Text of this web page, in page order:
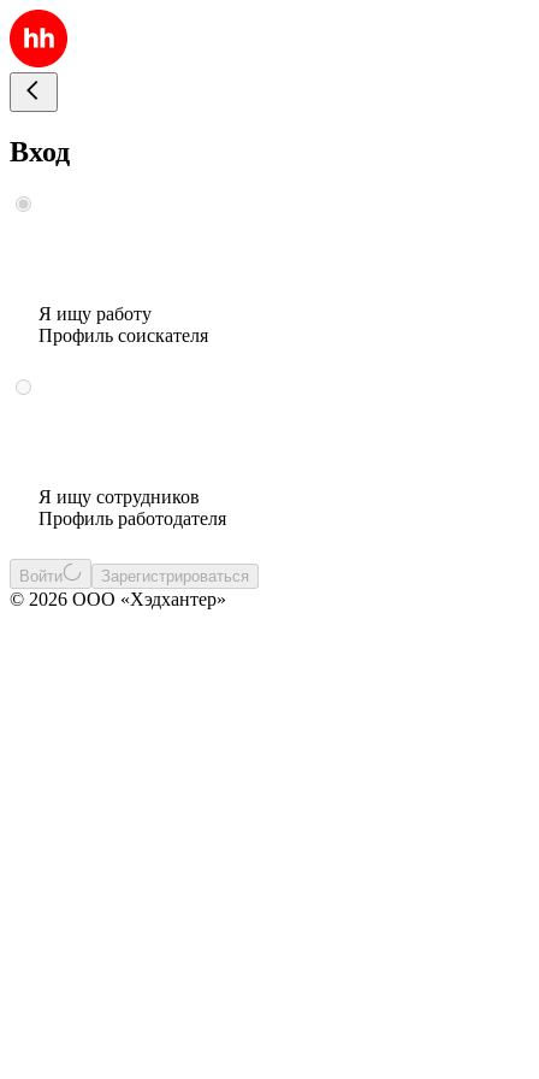
Вход
Я ищу работу
Профиль соискателя
Я ищу сотрудников
Профиль работодателя
Войти Зарегистрироваться
© 2026 ООО «Хэдхантер»